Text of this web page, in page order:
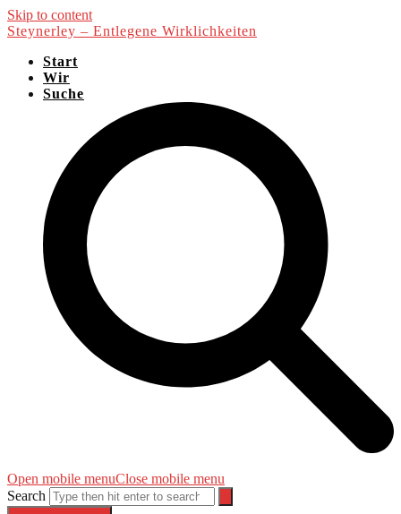
Skip to content
Steynerley – Entlegene Wirklichkeiten
Start
Wir
Suche
Open mobile menuClose mobile menu
Search